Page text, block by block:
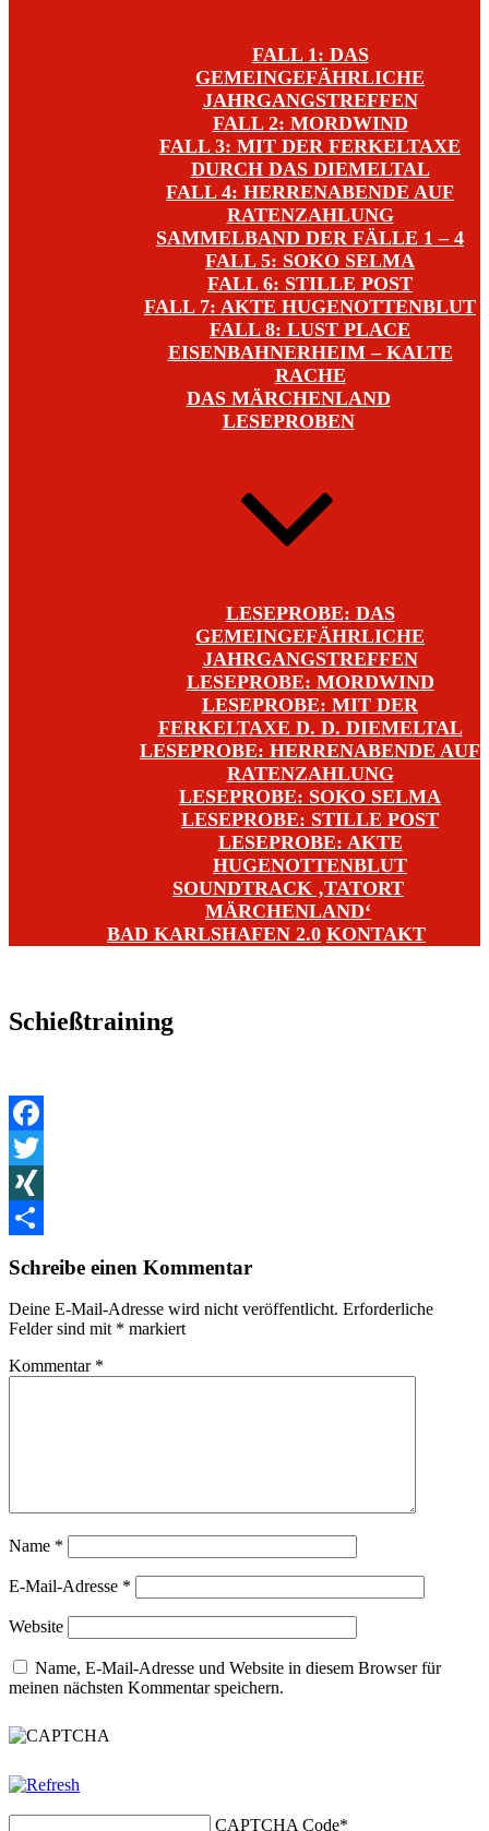
FALL 1: DAS
GEMEINGEFÄHRLICHE
JAHRGANGSTREFFEN
FALL 2: MORDWIND
FALL 3: MIT DER FERKELTAXE
DURCH DAS DIEMELTAL
FALL 4: HERRENABENDE AUF
RATENZAHLUNG
SAMMELBAND DER FÄLLE 1 – 4
FALL 5: SOKO SELMA
FALL 6: STILLE POST
FALL 7: AKTE HUGENOTTENBLUT
FALL 8: LUST PLACE
EISENBAHNERHEIM – KALTE
RACHE
DAS MÄRCHENLAND
LESEPROBEN
LESEPROBE: DAS
GEMEINGEFÄHRLICHE
JAHRGANGSTREFFEN
LESEPROBE: MORDWIND
LESEPROBE: MIT DER
FERKELTAXE D. D. DIEMELTAL
LESEPROBE: HERRENABENDE AUF
RATENZAHLUNG
LESEPROBE: SOKO SELMA
LESEPROBE: STILLE POST
LESEPROBE: AKTE
HUGENOTTENBLUT
SOUNDTRACK ‚TATORT
MÄRCHENLAND‘
BAD KARLSHAFEN 2.0 KONTAKT
Schießtraining
Facebook
Twitter
XING
Schreibe einen Kommentar
Deine E-Mail-Adresse wird nicht veröffentlicht. Erforderliche
Felder sind mit * markiert
Kommentar *
Name *
E-Mail-Adresse *
Website
Name, E-Mail-Adresse und Website in diesem Browser für
meinen nächsten Kommentar speichern.
CAPTCHA Code*